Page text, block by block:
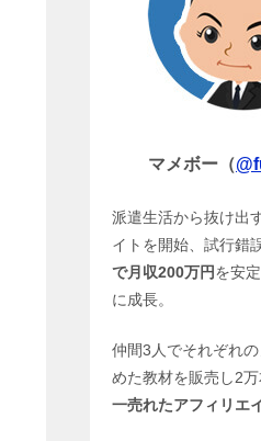
マメボー（
派遣生活から抜け出
イトを開始、試行錯
で月収200万円を安
に成長。
仲間3人でそれぞれ
めた教材を販売し2万
一売れたアフィリエ